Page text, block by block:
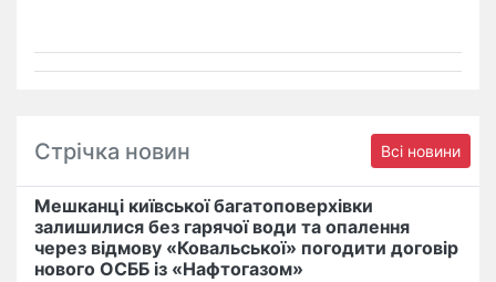
Стрічка новин Всі новини
Мешканці київської багатоповерхівки
залишилися без гарячої води та опалення
через відмову «Ковальської» погодити договір
нового ОСББ із «Нафтогазом»